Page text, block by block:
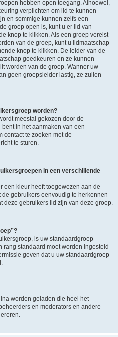
hebben open toegang. Alhoewel,
verplichten om lid te kunnen
en sommige kunnen zelfs een
groep open is, kunt u er lid van
knop te klikken. Als een groep vereist
van de groep, kunt u lidmaatschap
knop te klikken. De leider van de
goedkeuren en ze kunnen
worden van de groep. Wanner uw
geen groepsleider lastig, ze zullen
worden?
meestal gekozen door de
in het aanmaken van een
contact te zoeken met de
te sturen.
in een verschillende
een kleur heeft toegewezen aan de
gebruikers eenvoudig te herkennen
deze gebruikers lid zijn van deze groep.
is uw standaardgroep
rang standaard moet worden ingesteld
geven dat u uw standaardgroep
worden geladen die heel het
en moderators en andere